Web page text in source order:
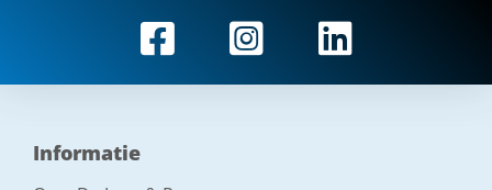
Informatie